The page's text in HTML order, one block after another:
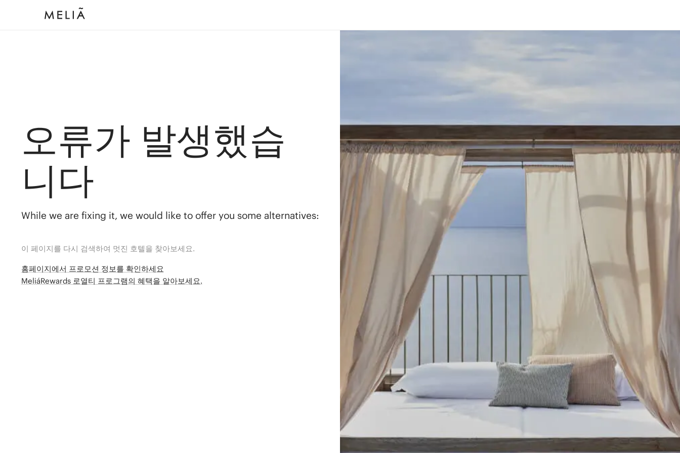
오류가 발생했습
니다
While we are fixing it, we would like to offer you some alternatives:
이 페이지를 다시 검색하여 멋진 호텔을 찾아보세요.
홈페이지에서 프로모션 정보를 확인하세요
MeliáRewards 로열티 프로그램의 혜택을 알아보세요.